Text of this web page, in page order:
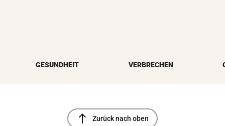
GESUNDHEIT VERBRECHEN
north Zurück nach oben